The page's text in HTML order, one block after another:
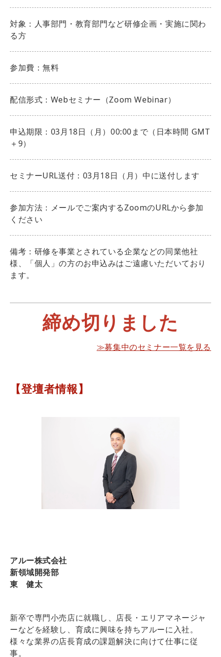
対象：人事部門・教育部門など研修企画・実施に関わ
る方
参加費：無料
配信形式：Webセミナー（Zoom Webinar）
申込期限：03月18日（月）00:00まで（日本時間 GMT
＋9）
セミナーURL送付：03月18日（月）中に送付します
参加方法：メールでご案内するZoomのURLから参加
ください
備考：研修を事業とされている企業などの同業他社
様、「個人」の方のお申込みはご遠慮いただいており
ます。
締め切りました
≫募集中のセミナー一覧を見る
【登壇者情報】
アルー株式会社
新領域開発部
東 健太
新卒で専門小売店に就職し、店長・エリアマネージャ
ーなどを経験し、育成に興味を持ちアルーに入社。
様々な業界の店長育成の課題解決に向けて仕事に従
事。